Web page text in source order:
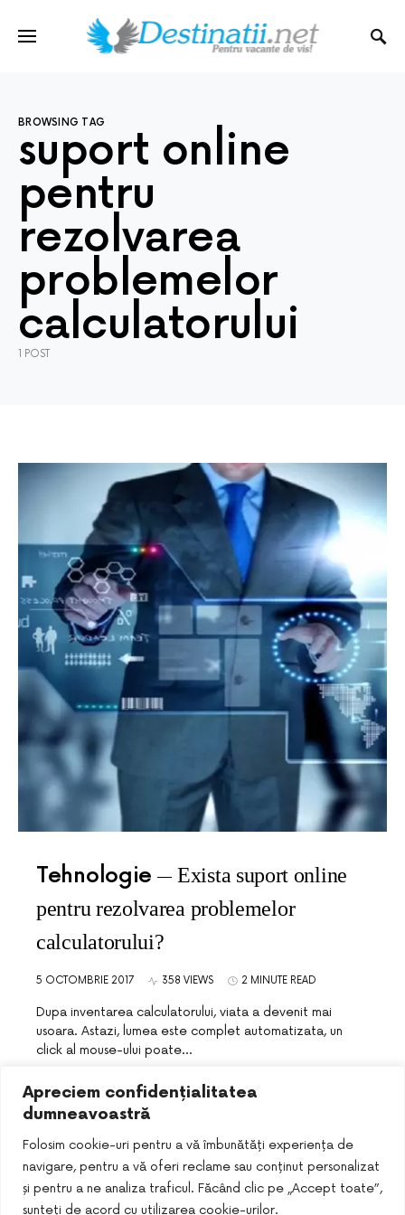
Apreciem confidențialitatea
dumneavoastră
Folosim cookie-uri pentru a vă îmbunătăți experiența de
navigare, pentru a vă oferi reclame sau conținut personalizat
și pentru a ne analiza traficul. Făcând clic pe „Accept toate”,
sunteți de acord cu utilizarea cookie-urilor.
BROWSING TAG
suport online
pentru
rezolvarea
problemelor
calculatorului
1 POST
Tehnologie
Exista suport online
pentru rezolvarea problemelor
calculatorului?
5 OCTOMBRIE 2017 358 VIEWS 2 MINUTE READ
Dupa inventarea calculatorului, viata a devenit mai
usoara. Astazi, lumea este complet automatizata, un
click al mouse-ului poate…